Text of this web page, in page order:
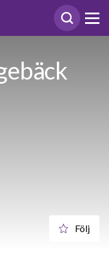
Följ